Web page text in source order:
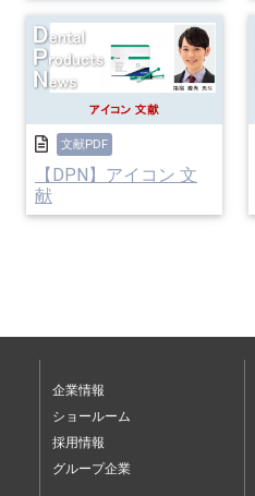
文献PDF
【DPN】アイコン 文
献
企業情報
ショールーム
採用情報
グループ企業